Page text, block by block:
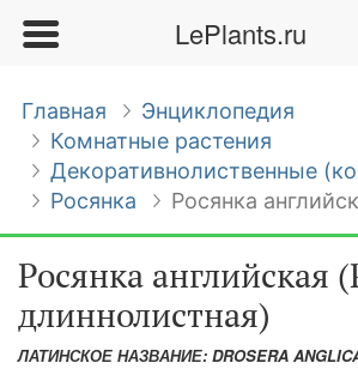
LePlants.ru
Главная
Энциклопедия
Комнатные растения
Декоративнолиственные
Росянка
Росянка
Росянка английская
длиннолистная)
ЛАТИНСКОЕ НАЗВАНИЕ: DROSERA